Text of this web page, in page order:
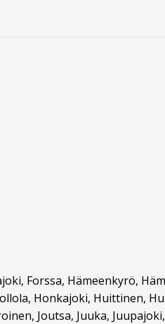
Forssa, Hämeenkyrö,
Honkajoki, Huittinen,
Joutsa, Juuka,